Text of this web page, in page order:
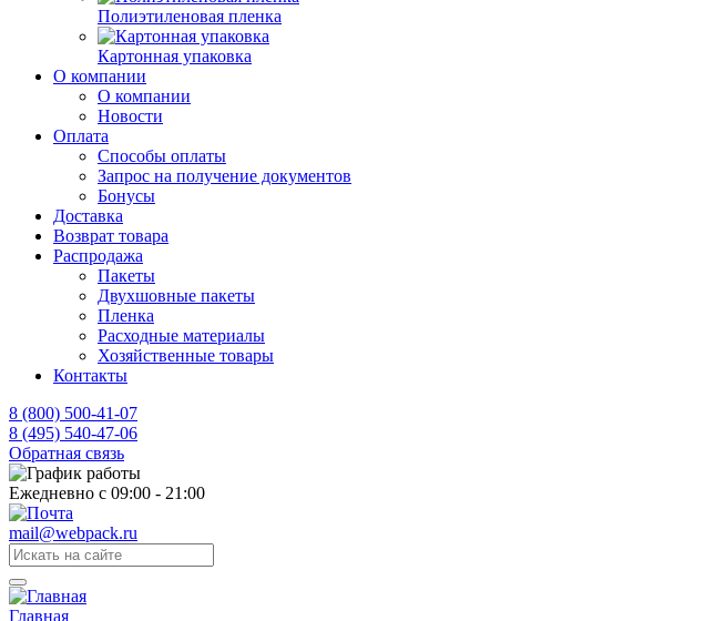
Полиэтиленовая пленка
Картонная упаковка
О компании
О компании
Новости
Оплата
Способы оплаты
Запрос на получение документов
Бонусы
Доставка
Возврат товара
Распродажа
Пакеты
Двухшовные пакеты
Пленка
Расходные материалы
Хозяйственные товары
Контакты
8 (800) 500-41-07
8 (495) 540-47-06
Обратная связь
Ежедневно с 09:00 - 21:00
mail@webpack.ru
Главная